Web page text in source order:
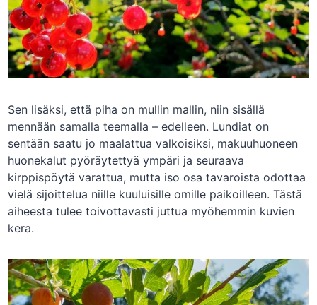
Sen lisäksi, että piha on mullin mallin, niin sisällä
mennään samalla teemalla – edelleen. Lundiat on
sentään saatu jo maalattua valkoisiksi, makuuhuoneen
huonekalut pyöräytettyä ympäri ja seuraava
kirppispöytä varattua, mutta iso osa tavaroista odottaa
vielä sijoittelua niille kuuluisille omille paikoilleen. Tästä
aiheesta tulee toivottavasti juttua myöhemmin kuvien
kera.